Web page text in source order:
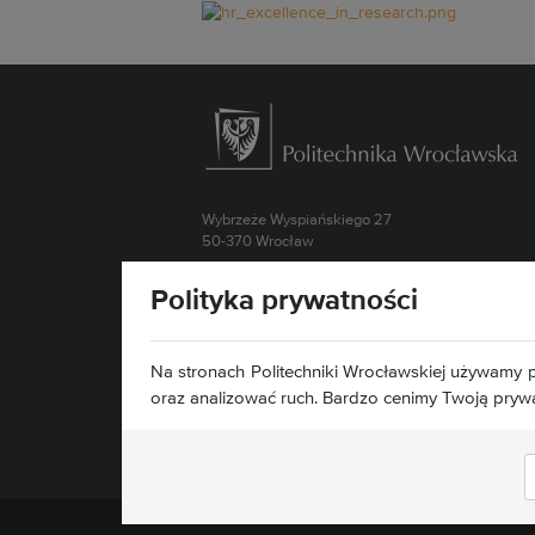
Wybrzeże Wyspiańskiego 27
50-370 Wrocław
Kontakt »
Mapa serwisu »
Znajdź nas:
Polityka prywatności
Na stronach Politechniki Wrocławskiej
oraz analizować ruch. Bardzo cenimy Twoją